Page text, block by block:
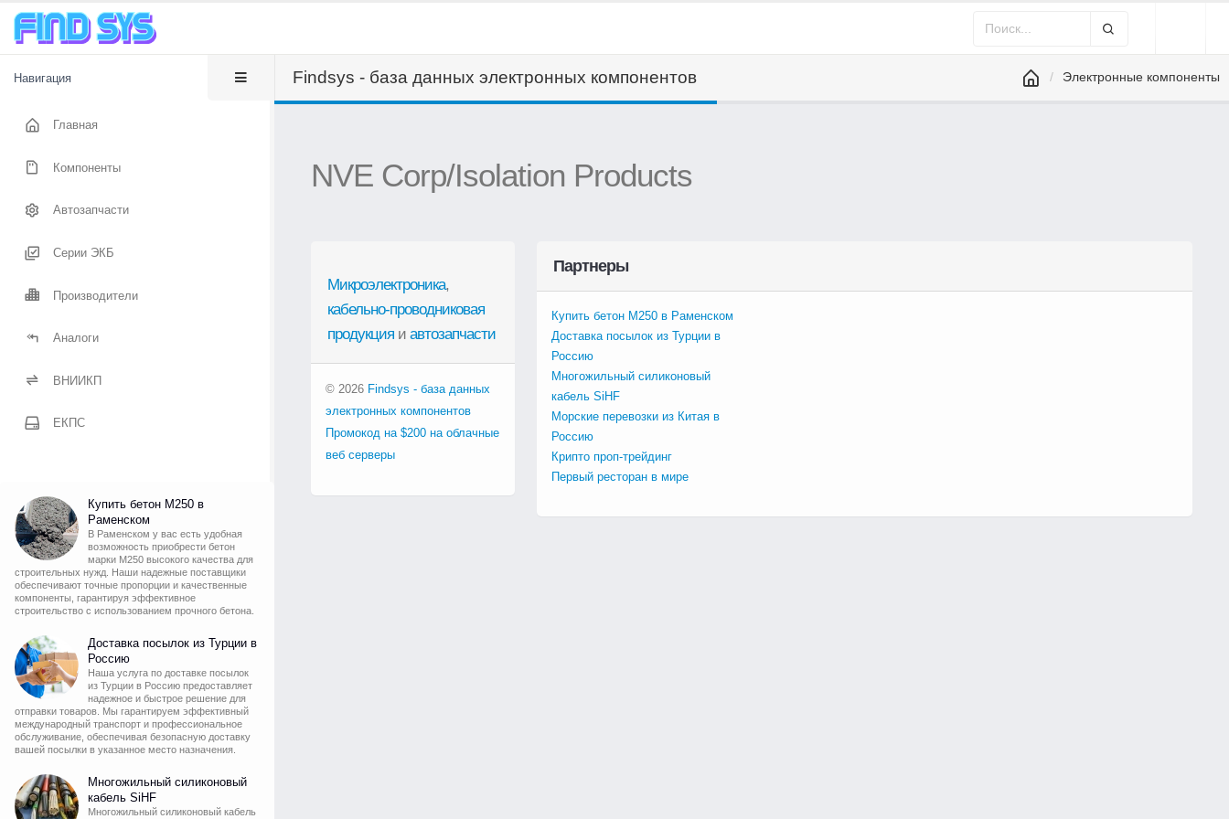
Навигация
Главная
Компоненты
Автозапчасти
Серии ЭКБ
Производители
Аналоги
ВНИИКП
ЕКПС
Купить бетон М250 в
Раменском
В Раменском у вас есть удобная
возможность приобрести бетон
марки М250 высокого качества для
строительных нужд. Наши надежные поставщики
обеспечивают точные пропорции и качественные
компоненты, гарантируя эффективное
строительство с использованием прочного бетона.
Доставка посылок из Турции в
Россию
Наша услуга по доставке посылок
из Турции в Россию предоставляет
надежное и быстрое решение для
отправки товаров. Мы гарантируем эффективный
международный транспорт и профессиональное
обслуживание, обеспечивая безопасную доставку
вашей посылки в указанное место назначения.
Многожильный силиконовый
кабель SiHF
Многожильный силиконовый кабель
Findsys - база данных электронных компонентов Электронные компоненты
NVE Corp/Isolation Products
Микроэлектроника,
кабельно-проводниковая
продукция и автозапчасти
© 2026 Findsys - база данных
электронных компонентов
Промокод на $200 на облачные
веб серверы
Партнеры
Купить бетон М250 в Раменском
Доставка посылок из Турции в
Россию
Многожильный силиконовый
кабель SiHF
Морские перевозки из Китая в
Россию
Крипто проп-трейдинг
Первый ресторан в мире